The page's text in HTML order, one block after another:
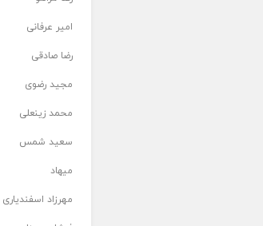
امیر عرفانی
رضا صادقی
مجید رضوی
محمد زینعلی
سعید شمس
میهاد
مهرزاد اسفندیاری